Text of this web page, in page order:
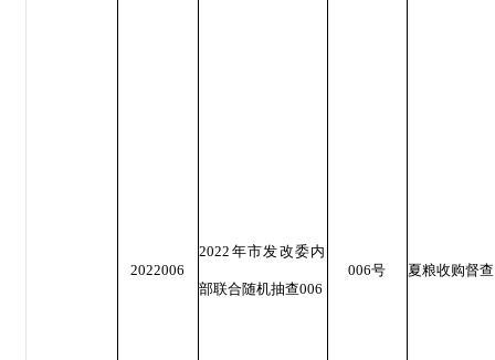
2022006
2022年市发改委内
部联合随机抽查006
006号 夏粮收购督查